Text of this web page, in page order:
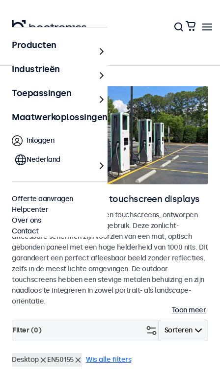
Home
Outdoor monitoren en touchscreen displays
Weersbestendige monitoren en touchscreens, ontworpen
voor zowel binnen- als buitengebruik. Deze zonlicht-
afleesbare schermen zijn voorzien van een mat, optisch
gebonden paneel met een hoge helderheid van 1000 nits. Dit
garandeert een perfect afleesbaar beeld zonder reflecties,
zelfs in de meest lichte omgevingen. De outdoor
touchscreens hebben een stevige metalen behuizing en zijn
naadloos te integreren in zowel portrait- als landscape-
oriëntatie.
Toon meer
Sorteren
Filter (0)
Desktop EN50155 Wis alle filters
Producten
Industrieën
Toepassingen
Maatwerkoplossingen
Inloggen
Nederland
Offerte aanvragen
Helpcenter
Over ons
Contact